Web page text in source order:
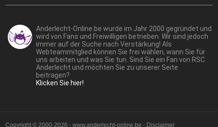
Anderlecht-Online.be wurde im Jahr 2000 gegründet und
wird von Fans und Freiwilligen betrieben. Wir sind jedoch
immer auf der Suche nach Verstärkung! Als
Webteammitglied können Sie frei wählen, wann Sie für
uns arbeiten und was Sie tun. Sind Sie ein Fan von RSC
Anderlecht und möchten Sie zu unserer Seite
beitragen?
Klicken Sie hier!
Copyright © 2000-2026 - www.anderlecht-online.be - Disclaimer